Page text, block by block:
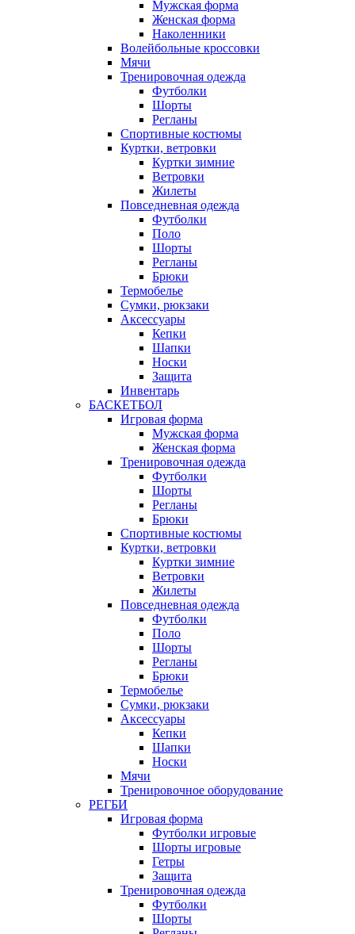
Мужская форма
Женская форма
Наколенники
Волейбольные кроссовки
Мячи
Тренировочная одежда
Футболки
Шорты
Регланы
Спортивные костюмы
Куртки, ветровки
Куртки зимние
Ветровки
Жилеты
Повседневная одежда
Футболки
Поло
Шорты
Регланы
Брюки
Термобелье
Сумки, рюкзаки
Аксессуары
Кепки
Шапки
Носки
Защита
Инвентарь
БАСКЕТБОЛ
Игровая форма
Мужская форма
Женская форма
Тренировочная одежда
Футболки
Шорты
Регланы
Брюки
Спортивные костюмы
Куртки, ветровки
Куртки зимние
Ветровки
Жилеты
Повседневная одежда
Футболки
Поло
Шорты
Регланы
Брюки
Термобелье
Сумки, рюкзаки
Аксессуары
Кепки
Шапки
Носки
Мячи
Тренировочное оборудование
РЕГБИ
Игровая форма
Футболки игровые
Шорты игровые
Гетры
Защита
Тренировочная одежда
Футболки
Шорты